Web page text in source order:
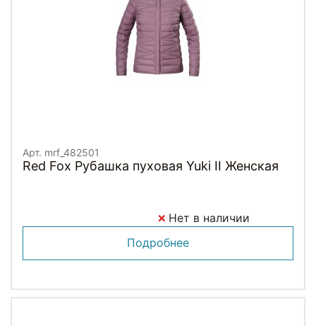
Арт. mrf_482501
Red Fox Рубашка пуховая Yuki II Женская
Нет в наличии
Подробнее